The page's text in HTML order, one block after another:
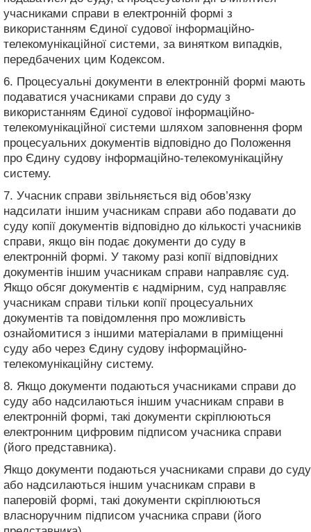
учасниками справи в електронній формі з
використанням Єдиної судової інформаційно-
телекомунікаційної системи, за винятком випадків,
передбачених цим Кодексом.
6. Процесуальні документи в електронній формі мають
подаватися учасниками справи до суду з
використанням Єдиної судової інформаційно-
телекомунікаційної системи шляхом заповнення форм
процесуальних документів відповідно до Положення
про Єдину судову інформаційно-телекомунікаційну
систему.
7. Учасник справи звільняється від обов’язку
надсилати іншим учасникам справи або подавати до
суду копії документів відповідно до кількості учасників
справи, якщо він подає документи до суду в
електронній формі. У такому разі копії відповідних
документів іншим учасникам справи направляє суд.
Якщо обсяг документів є надмірним, суд направляє
учасникам справи тільки копії процесуальних
документів та повідомлення про можливість
ознайомитися з іншими матеріалами в приміщенні
суду або через Єдину судову інформаційно-
телекомунікаційну систему.
8. Якщо документи подаються учасниками справи до
суду або надсилаються іншим учасникам справи в
електронній формі, такі документи скріплюються
електронним цифровим підписом учасника справи
(його представника).
Якщо документи подаються учасниками справи до суду
або надсилаються іншим учасникам справи в
паперовій формі, такі документи скріплюються
власноручним підписом учасника справи (його